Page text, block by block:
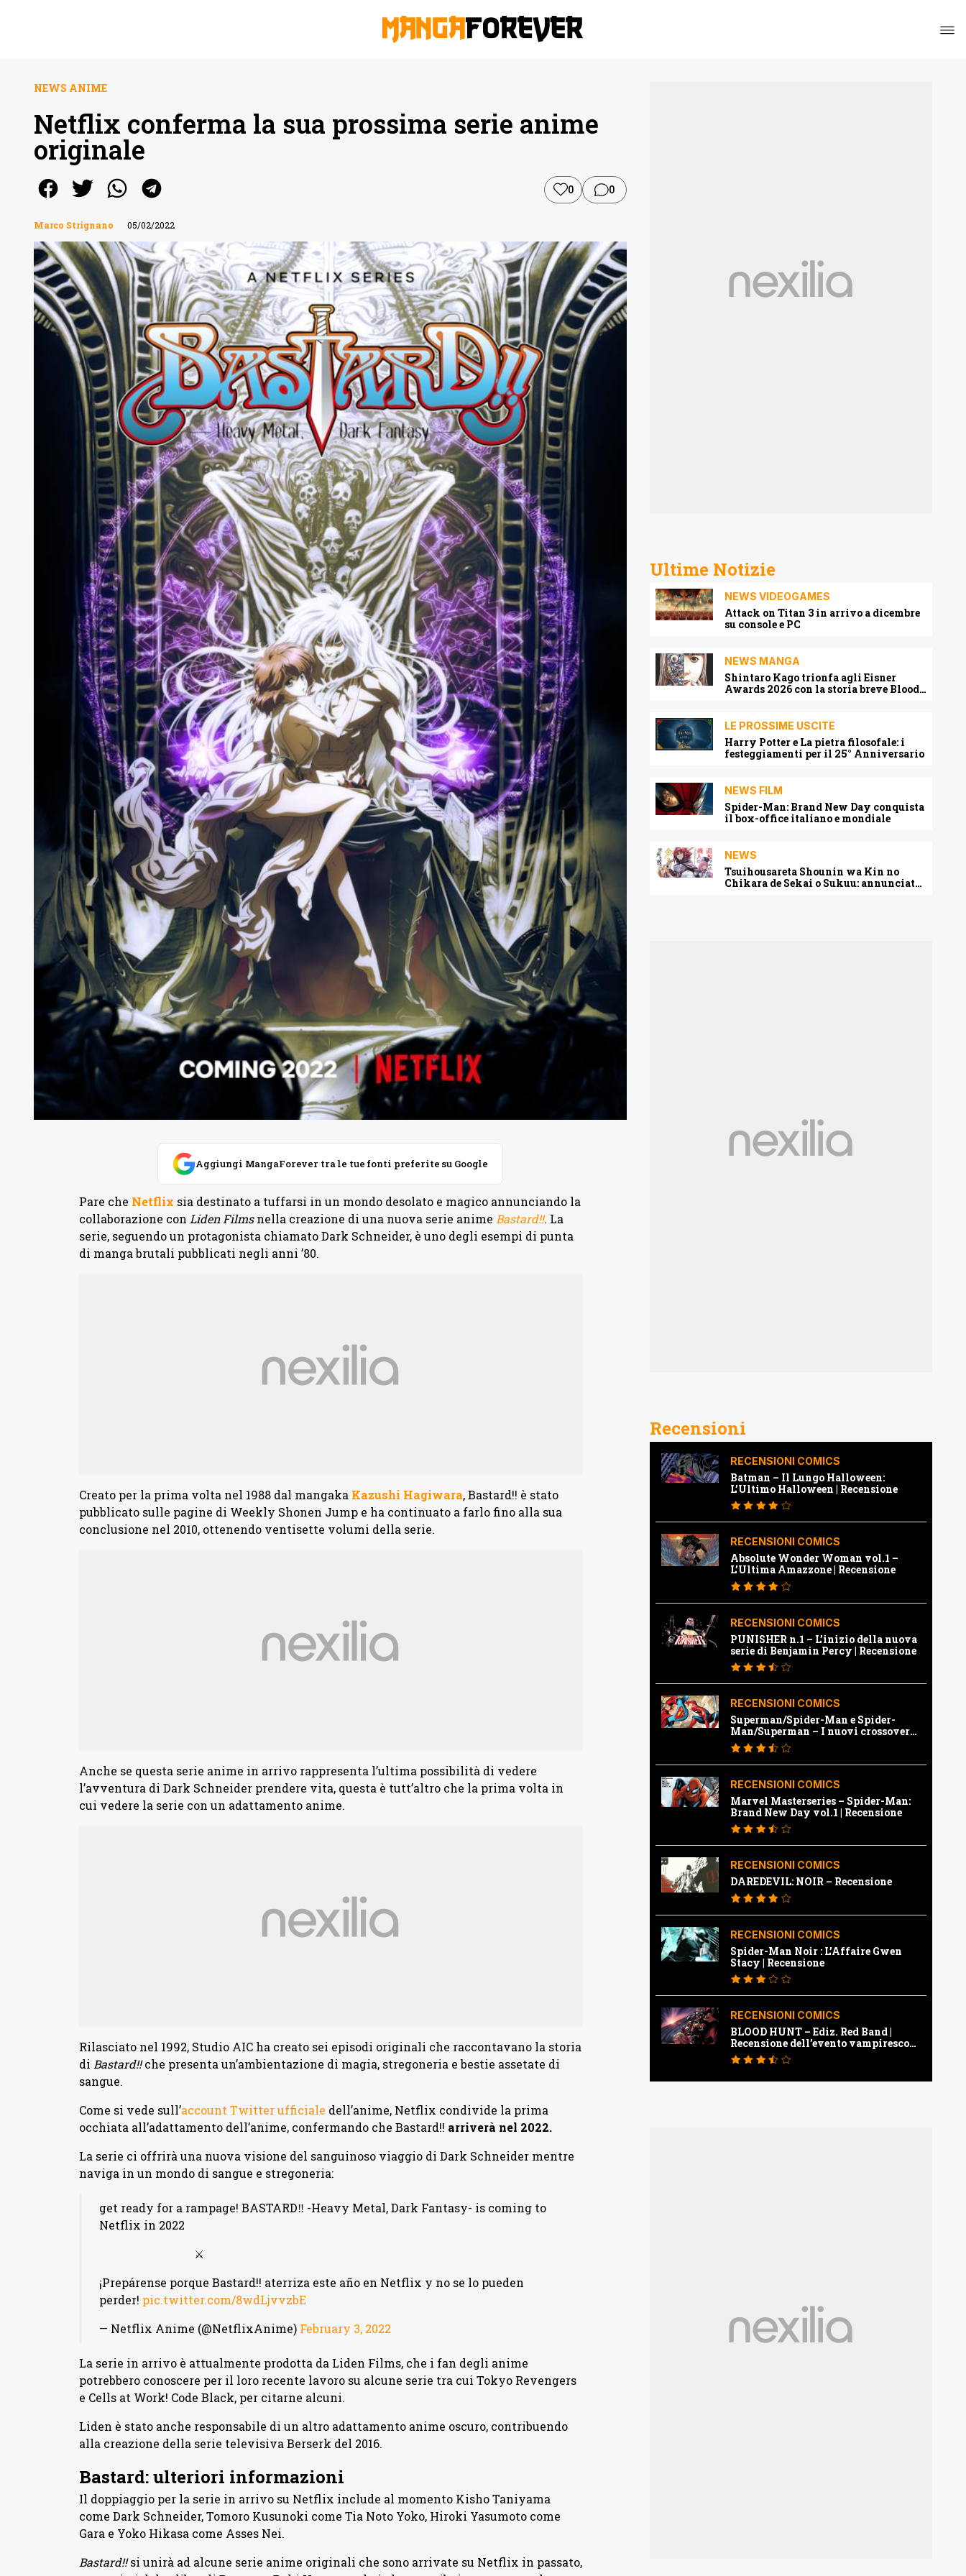
NEWS ANIME
Netflix conferma la sua prossima serie anime
originale
0 0
Marco Strignano 05/02/2022
Aggiungi MangaForever tra le tue fonti preferite su Google
Pare che Netflix sia destinato a tuffarsi in un mondo desolato e magico annunciando la
collaborazione con Liden Filmsnella creazione di una nuova serie anime Bastard!!. La
serie, seguendo un protagonista chiamato Dark Schneider, è uno degli esempi di punta
di manga brutali pubblicati negli anni ’80.
Creato per la prima volta nel 1988 dal mangaka Kazushi Hagiwara, Bastard!! è stato
pubblicato sulle pagine di Weekly Shonen Jump e ha continuato a farlo fino alla sua
conclusione nel 2010, ottenendo ventisette volumi della serie.
Anche se questa serie anime in arrivo rappresenta l’ultima possibilità di vedere
l’avventura di Dark Schneider prendere vita, questa è tutt’altro che la prima volta in
cui vedere la serie con un adattamento anime.
Rilasciato nel 1992, Studio AIC ha creato sei episodi originali che raccontavano la storia
di Bastard!!che presenta un’ambientazione di magia, stregoneria e bestie assetate di
sangue.
Come si vede sull’account Twitter ufficiale dell’anime, Netflix condivide la prima
occhiata all’adattamento dell’anime, confermando che Bastard!! arriverà nel 2022.
La serie ci offrirà una nuova visione del sanguinoso viaggio di Dark Schneider mentre
naviga in un mondo di sangue e stregoneria:
get ready for a rampage! BASTARD‼ -Heavy Metal, Dark Fantasy- is coming to
Netflix in 2022
⚔️
¡Prepárense porque Bastard!! aterriza este año en Netflix y no se lo pueden
perder! pic.twitter.com/8wdLjvvzbE
— Netflix Anime (@NetflixAnime) February 3, 2022
La serie in arrivo è attualmente prodotta da Liden Films, che i fan degli anime
potrebbero conoscere per il loro recente lavoro su alcune serie tra cui Tokyo Revengers
e Cells at Work! Code Black, per citarne alcuni.
Liden è stato anche responsabile di un altro adattamento anime oscuro, contribuendo
alla creazione della serie televisiva Berserk del 2016.
Bastard: ulteriori informazioni
Il doppiaggio per la serie in arrivo su Netflix include al momento Kisho Taniyama
come Dark Schneider, Tomoro Kusunoki come Tia Noto Yoko, Hiroki Yasumoto come
Gara e Yoko Hikasa come Asses Nei.
Bastard!!si unirà ad alcune serie anime originali che sono arrivate su Netflix in passato,
Ultime Notizie
NEWS VIDEOGAMES
Attack on Titan 3 in arrivo a dicembre
su console e PC
NEWS MANGA
Shintaro Kago trionfa agli Eisner
Awards 2026 con la storia breve Blood
LE PROSSIME USCITE
Harry Potter e La pietra filosofale: i
festeggiamenti per il 25° Anniversario
NEWS FILM
Spider-Man: Brand New Day conquista
il box-office italiano e mondiale
NEWS
Tsuihousareta Shounin wa Kin no
Chikara de Sekai o Sukuu: annunciato
Recensioni
RECENSIONI COMICS
Batman – Il Lungo Halloween:
L’Ultimo Halloween | Recensione
RECENSIONI COMICS
Absolute Wonder Woman vol.1 –
L’Ultima Amazzone | Recensione
RECENSIONI COMICS
PUNISHER n.1 – L’inizio della nuova
serie di Benjamin Percy | Recensione
RECENSIONI COMICS
Superman/Spider-Man e Spider-
Man/Superman – I nuovi crossover
Marvel e Dc | Recensione
RECENSIONI COMICS
Marvel Masterseries – Spider-Man:
Brand New Day vol.1 | Recensione
RECENSIONI COMICS
DAREDEVIL: NOIR – Recensione
RECENSIONI COMICS
Spider-Man Noir : L’Affaire Gwen
Stacy | Recensione
RECENSIONI COMICS
BLOOD HUNT – Ediz. Red Band |
Recensione dell’evento vampiresco
della Marvel